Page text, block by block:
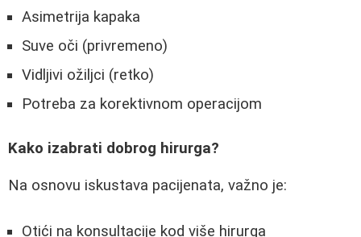
Asimetrija kapaka
Suve oči (privremeno)
Vidljivi ožiljci (retko)
Potreba za korektivnom operacijom
Kako izabrati dobrog hirurga?
Na osnovu iskustava pacijenata, važno je:
Otići na konsultacije kod više hirurga